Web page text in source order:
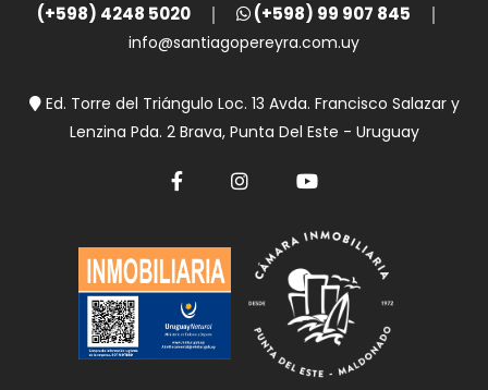
(+598) 4248 5020 (+598) 99 907 845
info@santiagopereyra.com.uy
Ed. Torre del Triángulo Loc. 13 Avda. Francisco Salazar y
Lenzina Pda. 2 Brava, Punta Del Este - Uruguay